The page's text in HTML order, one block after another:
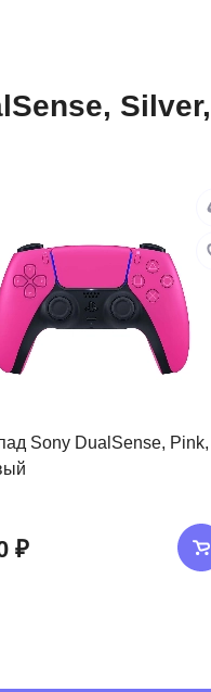
Sony DualSense, Pink,
₽